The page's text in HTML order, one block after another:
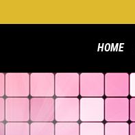
HOME